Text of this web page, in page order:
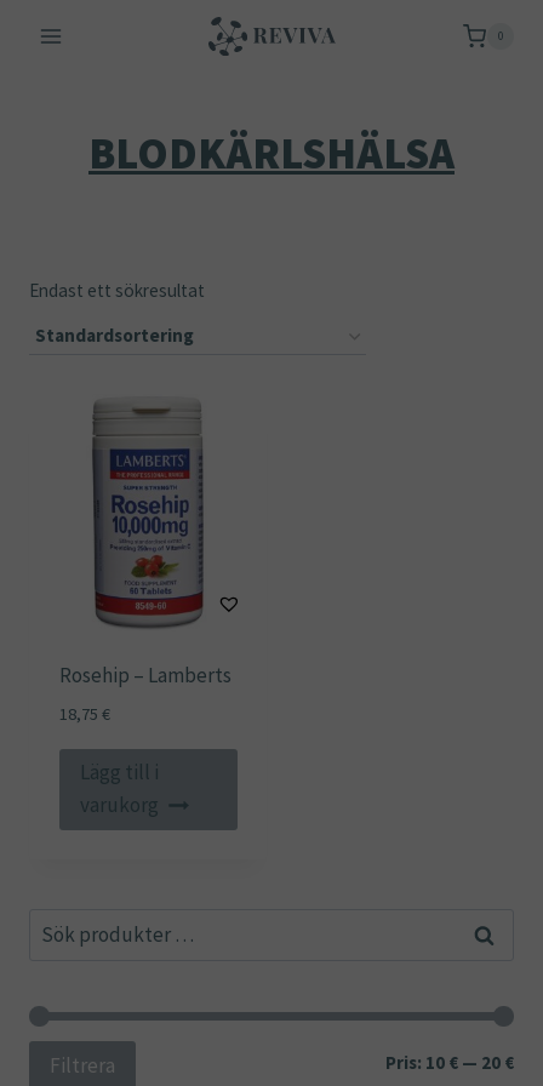
0
BLODKÄRLSHÄLSA
Endast ett sökresultat
Rosehip – Lamberts
18,75 €
Lägg till i
varukorg
Sök
Sök
Min
Filtrera Pris: 10 € — 20 €